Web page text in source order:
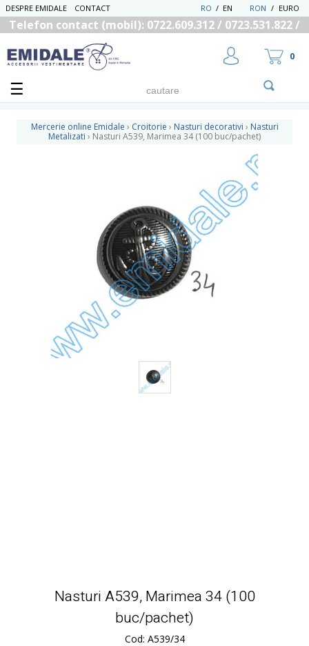
DESPRE EMIDALE CONTACT RON / EURO
EN
/
RO
Telefon contact (mobil): 0722.609.312 / 0723.531.822 /
UTILIZATOR NOU
RECUPEREAZA PAROLA
0
Mercerie online Emidale › Croitorie › Nasturi decorativi › Nasturi
Metalizati › Nasturi A539, Marimea 34 (100 buc/pachet)
Nasturi A539, Marimea 34 (100
buc/pachet)
Cod: A539/34